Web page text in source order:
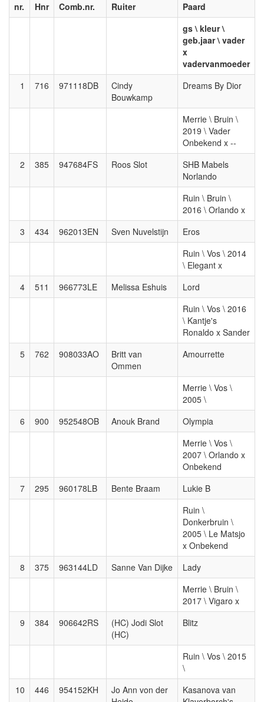
nr. Hnr Comb.nr. Ruiter
Paard
gs \ kleur \
geb.jaar \ vader
x
vadervanmoeder
1
716 971118DB
Cindy
Bouwkamp
Dreams By Dior
Merrie \ Bruin \
2019 \ Vader
Onbekend x --
2
385 947684FS Roos Slot
SHB Mabels
Norlando
Ruin \ Bruin \
2016 \ Orlando x
3
434 962013EN Sven Nuvelstijn
Eros
Ruin \ Vos \ 2014
\ Elegant x
4
511 966773LE Melissa Eshuis
Lord
Ruin \ Vos \ 2016
\ Kantje's
Ronaldo x Sander
5
762 908033AO
Britt van
Ommen
Amourrette
Merrie \ Vos \
2005 \
6
900 952548OB Anouk Brand
Olympia
Merrie \ Vos \
2007 \ Orlando x
Onbekend
7
295 960178LB Bente Braam
Lukie B
Ruin \
Donkerbruin \
2005 \ Le Matsjo
x Onbekend
8
375 963144LD Sanne Van Dijke
Lady
Merrie \ Bruin \
2017 \ Vigaro x
9
384 906642RS
(HC) Jodi Slot
(HC)
Blitz
Ruin \ Vos \ 2015
\
10
446 954152KH
Jo Ann von der
Kasanova van